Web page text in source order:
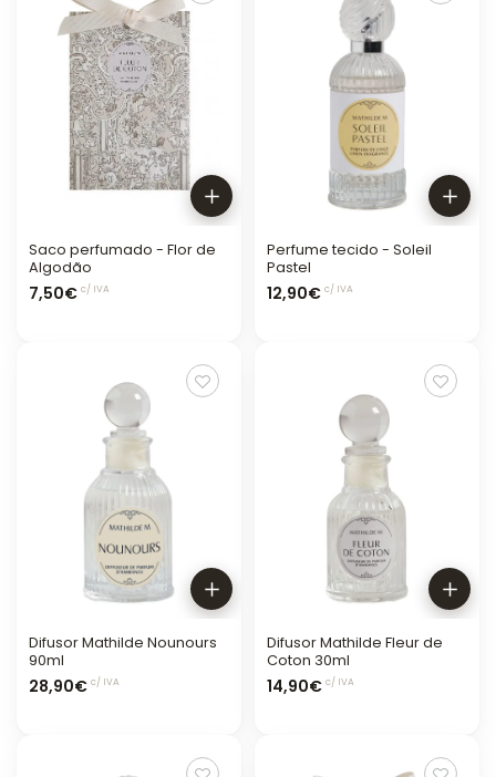
Saco perfumado - Flor de
Algodão
7,50€ c/ IVA
Perfume tecido - Soleil
Pastel
12,90€ c/ IVA
Difusor Mathilde Nounours
90ml
28,90€ c/ IVA
Difusor Mathilde Fleur de
Coton 30ml
14,90€ c/ IVA